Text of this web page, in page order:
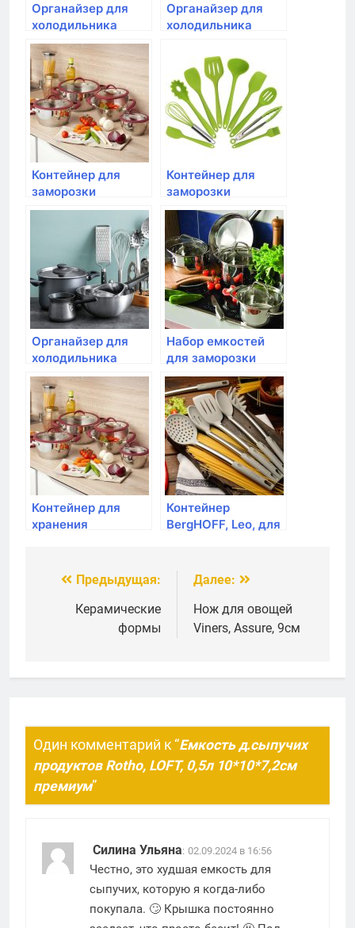
Органайзер для
холодильника
Rotho, LOFT, 1.6л
31*7,5*9см
Органайзер для
холодильника
31*22*9см
Контейнер для
заморозки
продуктов Rotho,
CLIC&LOCK;, 0,5л
Контейнер для
заморозки
продуктов Rotho,
CLIC&LOCK;, 1,4л
Органайзер для
холодильника
Rotho, LOFT, 3.1л,
31*14*9см
Набор емкостей
для заморозки
Rotho, DOMINO,
0,2л, 4шт белый/
ягоды
Контейнер для
хранения
1,6л 10256 белый/
Контейнер
BergHOFF, Leo, для
герметизирующей
крышкой 2,1л.
Навигация
Предыдущая:
Керамические
формы
Далее:
Нож для овощей
Viners, Assure, 9см
Один комментарий к “Емкость д.сыпучих
продуктов Rotho, LOFT, 0,5л 10*10*7,2см
премиум”
Силина Ульяна: 02.09.2024 в 16:56
Честно, это худшая емкость для
сыпучих, которую я когда-либо
покупала. 🙄 Крышка постоянно